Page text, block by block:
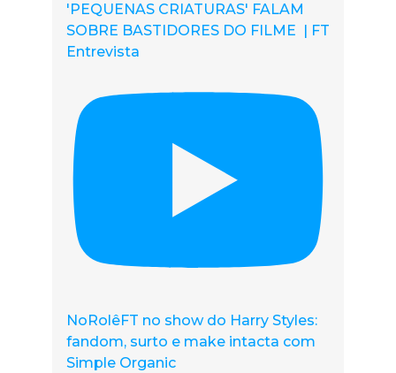
'PEQUENAS CRIATURAS' FALAM
SOBRE BASTIDORES DO FILME | FT
Entrevista
NoRolêFT no show do Harry Styles:
fandom, surto e make intacta com
Simple Organic